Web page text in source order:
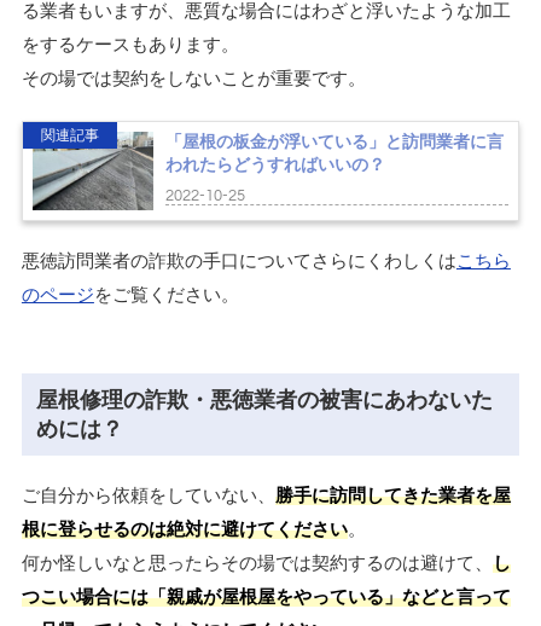
る業者もいますが、悪質な場合にはわざと浮いたような加工
をするケースもあります。
その場では契約をしないことが重要です。
関連記事
「屋根の板金が浮いている」と訪問業者に言
われたらどうすればいいの？
2022-10-25
悪徳訪問業者の詐欺の手口についてさらにくわしくは こちら
のページ をご覧ください。
屋根修理の詐欺・悪徳業者の被害にあわないた
めには？
ご自分から依頼をしていない、 勝手に訪問してきた業者を屋
根に登らせるのは絶対に避けてください。
何か怪しいなと思ったらその場では契約するのは避けて、 し
つこい場合には「親戚が屋根屋をやっている」などと言って